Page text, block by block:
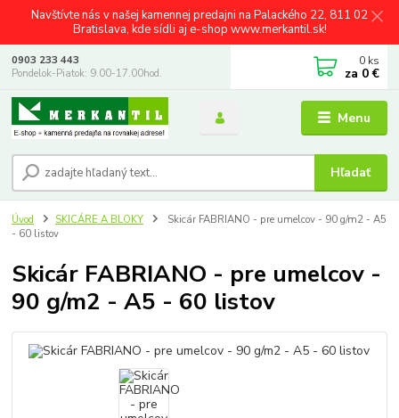
Navštívte nás v našej kamennej predajni na Palackého 22, 811 02
Bratislava, kde sídli aj e-shop www.merkantil.sk!
Menu
Hľadať
0903 233 443
Pondelok-Piatok: 9.00-17.00hod.
0 ks
za 0 €
Úvod SKICÁRE A BLOKY
Skicár FABRIANO - pre umelcov - 90 g/m2 - A5
- 60 listov
Skicár FABRIANO - pre umelcov -
90 g/m2 - A5 - 60 listov